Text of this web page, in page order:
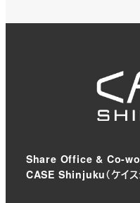
Share Office & Co-
CASE Shinjuku（ケイス